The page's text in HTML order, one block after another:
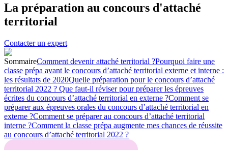
La préparation au concours d'attaché
territorial
Contacter un expert
SommaireComment devenir attaché territorial ?Pourquoi faire une
classe prépa avant le concours d’attaché territorial externe et interne :
les résultats de 2020Quelle préparation pour le concours d’attaché
territorial 2022 ? Que faut-il réviser pour préparer les épreuves
écrites du concours d’attaché territorial en externe ?Comment se
préparer aux épreuves orales du concours d’attaché territorial en
externe ?Comment se préparer au concours d’attaché territorial
interne ?Comment la classe prépa augmente mes chances de réussite
au concours d’attaché territorial 2022 ?